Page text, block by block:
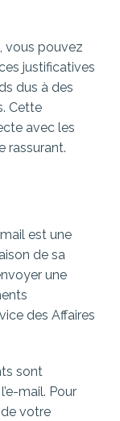
vous pouvez
justificatives
dus à des
Cette
avec les
rassurant.
est une
de sa
une
des Affaires
sont
mail. Pour
votre